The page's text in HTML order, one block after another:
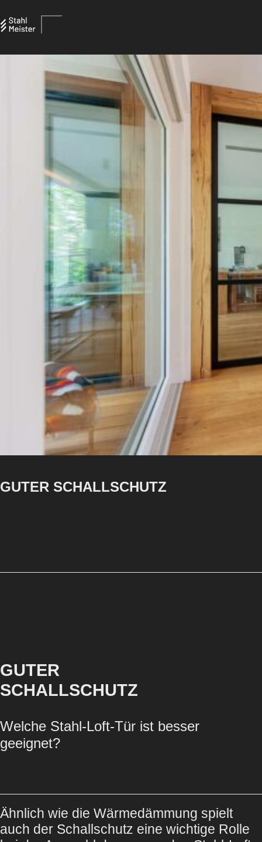
GUTER SCHALLSCHUTZ
GUTER
SCHALLSCHUTZ
Welche Stahl-Loft-Tür ist besser
geeignet?
Ähnlich wie die Wärmedämmung spielt
auch der Schallschutz eine wichtige Rolle